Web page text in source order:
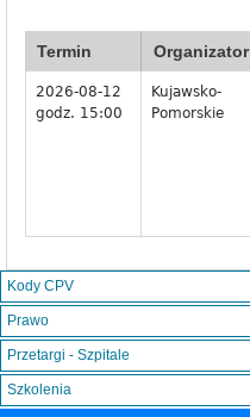
Termin Organizator
2026-08-12
godz. 15:00
Kujawsko-
Pomorskie
Kody CPV
Prawo
Przetargi - Szpitale
Szkolenia